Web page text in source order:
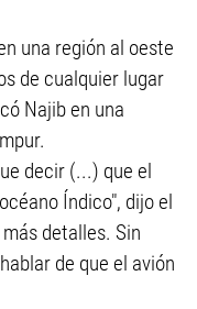
una región al oeste
de cualquier lugar
Najib en una
decir (...) que el
Índico", dijo el
detalles. Sin
de que el avión